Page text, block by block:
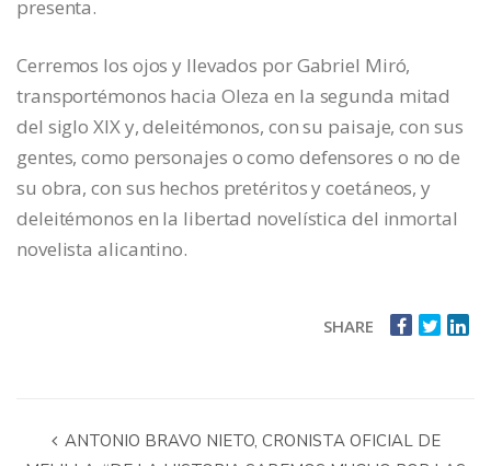
presenta.
Cerremos los ojos y llevados por Gabriel Miró,
transportémonos hacia Oleza en la segunda mitad
del siglo XIX y, deleitémonos, con su paisaje, con sus
gentes, como personajes o como defensores o no de
su obra, con sus hechos pretéritos y coetáneos, y
deleitémonos en la libertad novelística del inmortal
novelista alicantino.
SHARE
ANTONIO BRAVO NIETO, CRONISTA OFICIAL DE